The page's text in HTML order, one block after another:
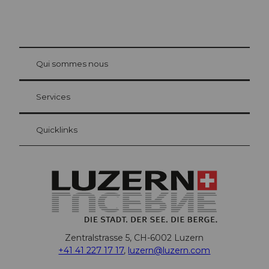
Carte d’hôte Lucerne
Vos avantages en tant qu'hôte pour la nuit
at Bre
Qui sommes nous
Services
Quicklinks
Zentralstrasse 5, CH-6002 Luzern
+41 41 227 17 17, luzern@luzern.com